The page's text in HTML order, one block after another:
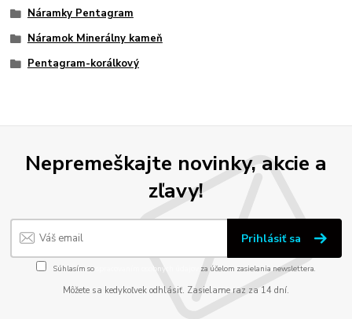
Náramky Pentagram
Náramok Minerálny kameň
Pentagram-korálkový
Nepremeškajte novinky, akcie a
zľavy!
Prihlásiť sa
Súhlasím so spracovaním osobných údajov za účelom zasielania newslettera.
Môžete sa kedykoľvek odhlásiť. Zasielame raz za 14 dní.